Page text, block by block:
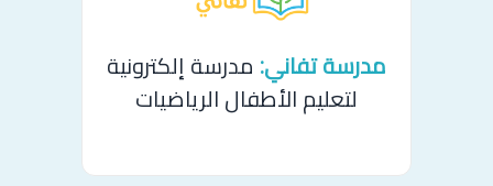
مدرسة تفاني: مدرسة إلكترونية
لتعليم الأطفال الرياضيات